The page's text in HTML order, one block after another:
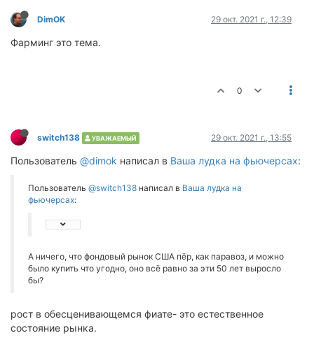
DimOK 29 окт. 2021 г., 12:39
Фарминг это тема.
0
switch138 УВАЖАЕМЫЙ 29 окт. 2021 г., 13:55
Пользователь @dimok написал в Ваша лудка на фьючерсах:
Пользователь @switch138 написал в Ваша лудка на
фьючерсах:
А ничего, что фондовый рынок США пёр, как паравоз, и можно
было купить что угодно, оно всё равно за эти 50 лет выросло
бы?
рост в обесценивающемся фиате- это естественное
состояние рынка.